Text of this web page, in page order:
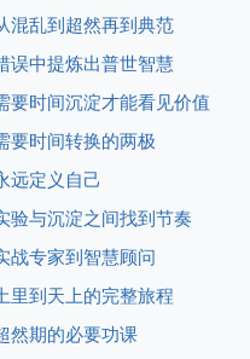
混乱到超然再到典范
误中提炼出普世智慧
要时间沉淀才能看见价值
要时间转换的两极
远定义自己
验与沉淀之间找到节奏
战专家到智慧顾问
里到天上的完整旅程
然期的必要功课